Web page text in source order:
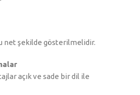
net şekilde gösterilmelidir.
açık ve sade bir dil ile